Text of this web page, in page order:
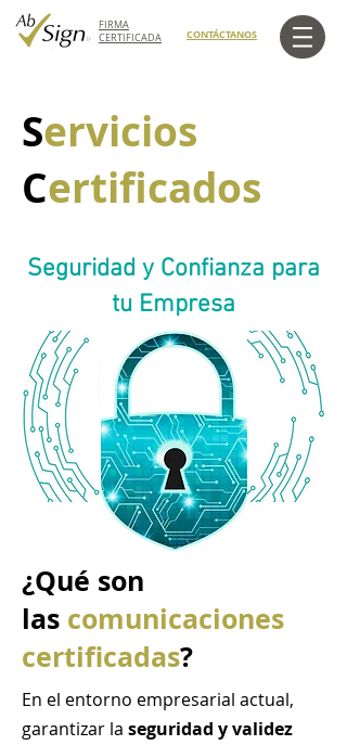
FIRMA
CERTIFICADA
CONTÁCTANOS
Servicios
Certificados
Seguridad y Confianza para
tu Empresa
¿Qué son
las comunicaciones
certificadas?
En el entorno empresarial actual,
garantizar la seguridad y validez